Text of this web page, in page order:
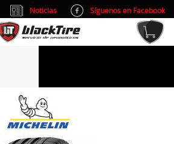
Noticias
Síguenos en Facebook
info@blacktire.es
Atención al cliente: L/V 9:00-14:00 y 15:00-19:00